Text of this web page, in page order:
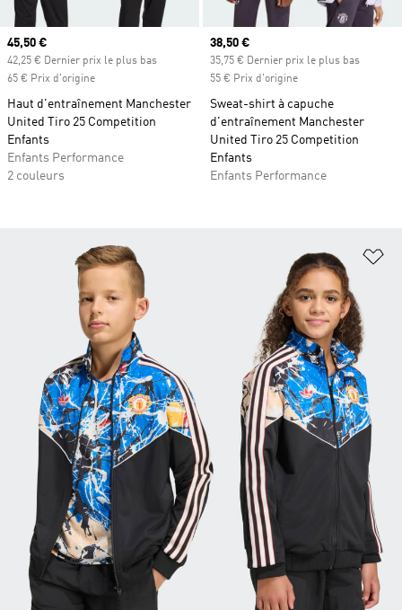
Prix actuel
45,50 €
42,25 € Dernier prix le plus bas
65 € Prix d'origine
Haut d'entraînement Manchester
United Tiro 25 Competition
Enfants
Enfants Performance
2 couleurs
Prix actuel
38,50 €
35,75 € Dernier prix le plus bas
55 € Prix d'origine
Sweat-shirt à capuche
d'entraînement Manchester
United Tiro 25 Competition
Enfants
Enfants Performance